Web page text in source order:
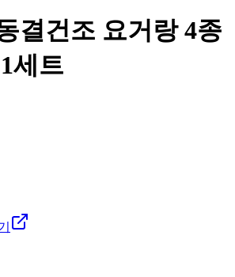
결건조 요거랑 4종
세트